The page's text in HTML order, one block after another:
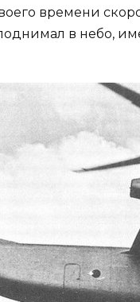
времени
в небо,